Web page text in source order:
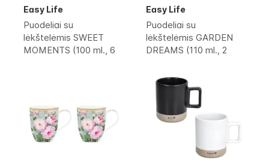
Easy Life
Puodeliai su
lėkštelėmis SWEET
MOMENTS (100 ml., 6
Easy Life
Puodeliai su
lėkštelėmis GARDEN
DREAMS (110 ml., 2